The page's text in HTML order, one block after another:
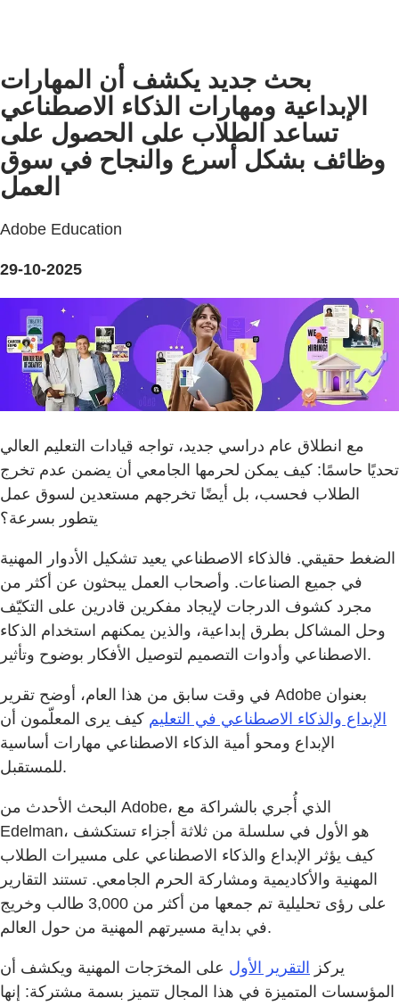
بحث جديد يكشف أن المهارات
الإبداعية ومهارات الذكاء الاصطناعي
تساعد الطلاب على الحصول على
وظائف بشكل أسرع والنجاح في سوق
العمل
Adobe Education
29-10-2025
مع انطلاق عام دراسي جديد، تواجه قيادات التعليم العالي
تحديًا حاسمًا: كيف يمكن لحرمها الجامعي أن يضمن عدم تخرج
الطلاب فحسب، بل أيضًا تخرجهم مستعدين لسوق عمل
يتطور بسرعة؟
الضغط حقيقي. فالذكاء الاصطناعي يعيد تشكيل الأدوار المهنية
في جميع الصناعات. وأصحاب العمل يبحثون عن أكثر من
مجرد كشوف الدرجات لإيجاد مفكرين قادرين على التكيّف
وحل المشاكل بطرق إبداعية، والذين يمكنهم استخدام الذكاء
الاصطناعي وأدوات التصميم لتوصيل الأفكار بوضوح وتأثير.
في وقت سابق من هذا العام، أوضح تقرير Adobe بعنوان
الإبداع والذكاء الاصطناعي في التعليم كيف يرى المعلّمون أن
الإبداع ومحو أمية الذكاء الاصطناعي مهارات أساسية
للمستقبل.
البحث الأحدث من Adobe، الذي أُجري بالشراكة مع
Edelman، هو الأول في سلسلة من ثلاثة أجزاء تستكشف
كيف يؤثر الإبداع والذكاء الاصطناعي على مسيرات الطلاب
المهنية والأكاديمية ومشاركة الحرم الجامعي. تستند التقارير
على رؤى تحليلية تم جمعها من أكثر من 3,000 طالب وخريج
في بداية مسيرتهم المهنية من حول العالم.
يركز التقرير الأول على المخرَجات المهنية ويكشف أن
المؤسسات المتميزة في هذا المجال تتميز بسمة مشتركة: إنها